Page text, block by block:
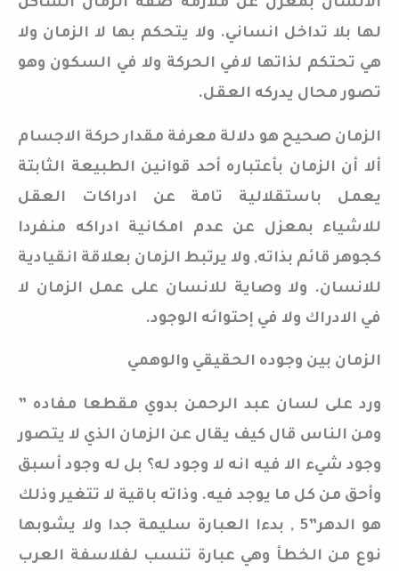
الانسان بمعزل عن ملازمة صفة الزمان الساكن
لها بلا تداخل انساني. ولا يتحكم بها لا الزمان ولا
هي تحتكم لذاتها لافي الحركة ولا في السكون وهو
تصور محال يدركه العقل.
الزمان صحيح هو دلالة معرفة مقدار حركة الاجسام
ألا أن الزمان بأعتباره أحد قوانين الطبيعة الثابتة
يعمل باستقلالية تامة عن ادراكات العقل
للاشياء بمعزل عن عدم امكانية ادراكه منفردا
كجوهر قائم بذاته, ولا يرتبط الزمان بعلاقة انقيادية
للانسان. ولا وصاية للانسان على عمل الزمان لا
في الادراك ولا في إحتوائه الوجود.
الزمان بين وجوده الحقيقي والوهمي
ورد على لسان عبد الرحمن بدوي مقطعا مفاده ”
ومن الناس قال كيف يقال عن الزمان الذي لا يتصور
وجود شيء الا فيه انه لا وجود له؟ بل له وجود أسبق
وأحق من كل ما يوجد فيه. وذاته باقية لا تتغير وذلك
هو الدهر”5 , بدءا العبارة سليمة جدا ولا يشوبها
نوع من الخطأ وهي عبارة تنسب لفلاسفة العرب